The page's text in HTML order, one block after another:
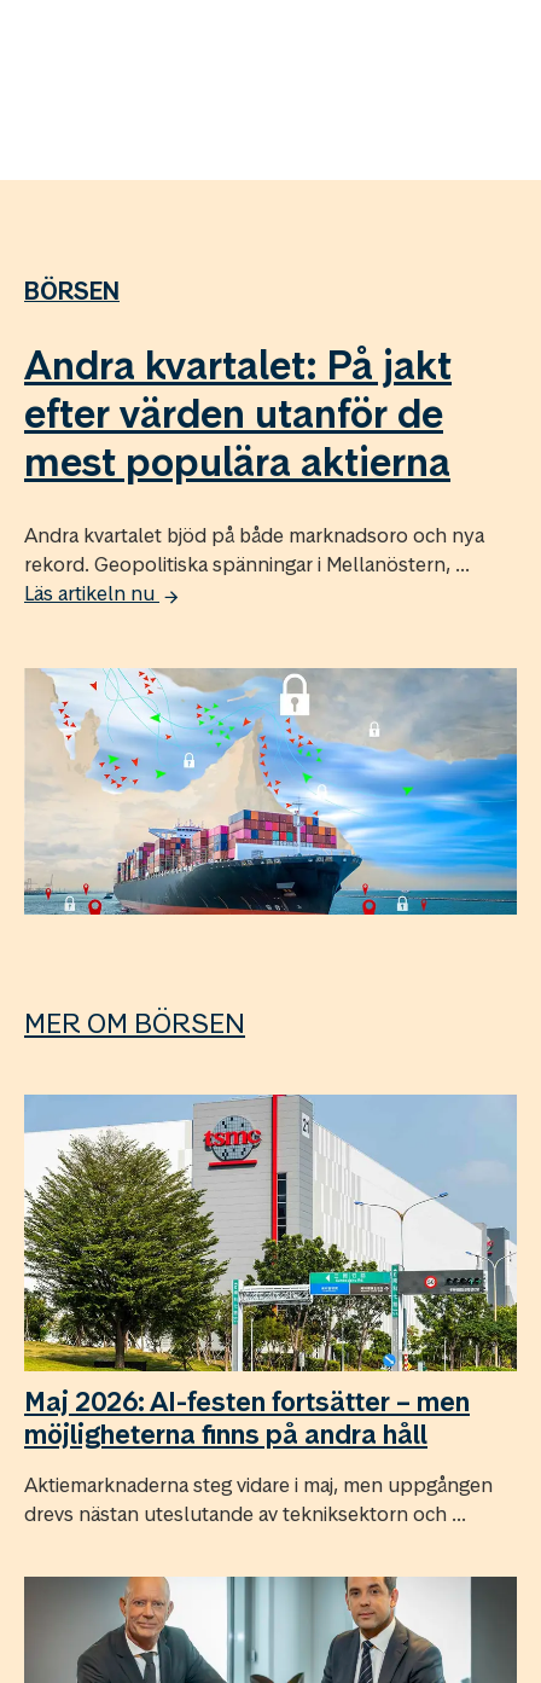
BÖRSEN
Andra kvartalet: På jakt
efter värden utanför de
mest populära aktierna
Andra kvartalet bjöd på både marknadsoro och nya
rekord. Geopolitiska spänningar i Mellanöstern, ...
Läs artikeln nu
MER OM BÖRSEN
Maj 2026: AI-festen fortsätter – men
möjligheterna finns på andra håll
Aktiemarknaderna steg vidare i maj, men uppgången
drevs nästan uteslutande av tekniksektorn och ...